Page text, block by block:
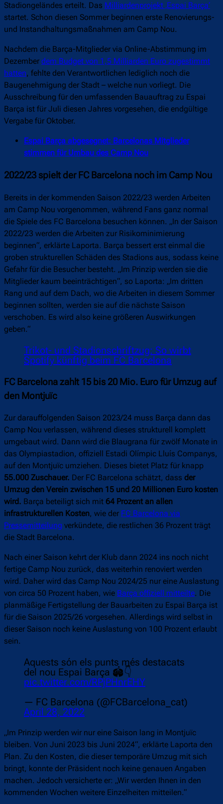
Stadiongeländes erteilt. Das Milliardenprojekt ‚Espai Barça‘
startet. Schon diesen Sommer beginnen erste Renovierungs-
und Instandhaltungsmaßnahmen am Camp Nou.
Nachdem die Barça-Mitglieder via Online-Abstimmung im
Dezember dem Budget von 1,5 Milliarden Euro zugestimmt
hatten, fehlte den Verantwortlichen lediglich noch die
Baugenehmigung der Stadt – welche nun vorliegt. Die
Ausschreibung für den umfassenden Bauauftrag zu Espai
Barça ist für Juli diesen Jahres vorgesehen, die endgültige
Vergabe für Oktober.
Espai Barça abgesegnet: Barcelonas Mitglieder
stimmen für Umbau des Camp Nou
2022/23 spielt der FC Barcelona noch im Camp Nou
Bereits in der kommenden Saison 2022/23 werden Arbeiten
am Camp Nou vorgenommen, während Fans ganz normal
die Spiele des FC Barcelona besuchen können. „In der Saison
2022/23 werden die Arbeiten zur Risikominimierung
beginnen“, erklärte Laporta. Barça bessert erst einmal die
groben strukturellen Schäden des Stadions aus, sodass keine
Gefahr für die Besucher besteht. „Im Prinzip werden sie die
Mitglieder kaum beeinträchtigen“, so Laporta: „Im dritten
Rang und auf dem Dach, wo die Arbeiten in diesem Sommer
beginnen sollten, werden sie auf die nächste Saison
verschoben. Es wird also keine größeren Auswirkungen
geben.“
Trikot- und Stadionschriftzug: So wirbt
Spotify künftig beim FC Barcelona
FC Barcelona zahlt 15 bis 20 Mio. Euro für Umzug auf
den Montjuïc
Zur darauffolgenden Saison 2023/24 muss Barça dann das
Camp Nou verlassen, während dieses strukturell komplett
umgebaut wird. Dann wird die Blaugrana für zwölf Monate in
das Olympiastadion, offiziell Estadi Olímpic Lluís Companys,
auf den Montjuïc umziehen. Dieses bietet Platz für knapp
55.000 Zuschauer. Der FC Barcelona schätzt, dass der
Umzug den Verein zwischen 15 und 20 Millionen Euro kosten
wird. Barça beteiligt sich mit 64 Prozent an allen
infrastrukturellen Kosten, wie der FC Barcelona via
Pressemitteilung verkündete, die restlichen 36 Prozent trägt
die Stadt Barcelona.
Nach einer Saison kehrt der Klub dann 2024 ins noch nicht
fertige Camp Nou zurück, das weiterhin renoviert werden
wird. Daher wird das Camp Nou 2024/25 nur eine Auslastung
von circa 50 Prozent haben, wie Barça offiziell mitteilte. Die
planmäßige Fertigstellung der Bauarbeiten zu Espai Barça ist
für die Saison 2025/26 vorgesehen. Allerdings wird selbst in
dieser Saison noch keine Auslastung von 100 Prozent erlaubt
sein.
Aquests són els punts més destacats
del nou Espai Barça 🏟👇
pic.twitter.com/RPjPHnrEHY
— FC Barcelona (@FCBarcelona_cat)
April 28, 2022
„Im Prinzip werden wir nur eine Saison lang in Montjuïc
bleiben. Von Juni 2023 bis Juni 2024“, erklärte Laporta den
Plan. Zu den Kosten, die dieser temporäre Umzug mit sich
bringt, konnte der Präsident noch keine genauen Angaben
machen. Jedoch versicherte er: „Wir werden Ihnen in den
kommenden Wochen weitere Einzelheiten mitteilen.“